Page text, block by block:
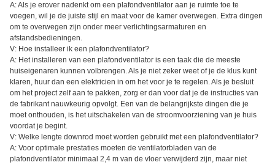
A: Als je erover nadenkt om een plafondventilator aan je ruimte toe te
voegen, wil je de juiste stijl en maat voor de kamer overwegen. Extra dingen
om te overwegen zijn onder meer verlichtingsarmaturen en
afstandsbedieningen.
V: Hoe installeer ik een plafondventilator?
A: Het installeren van een plafondventilator is een taak die de meeste
huiseigenaren kunnen volbrengen. Als je niet zeker weet of je de klus kunt
klaren, huur dan een elektricien in om het voor je te regelen. Als je besluit
om het project zelf aan te pakken, zorg er dan voor dat je de instructies van
de fabrikant nauwkeurig opvolgt. Een van de belangrijkste dingen die je
moet onthouden, is het uitschakelen van de stroomvoorziening van je huis
voordat je begint.
V: Welke lengte downrod moet worden gebruikt met een plafondventilator?
A: Voor optimale prestaties moeten de ventilatorbladen van de
plafondventilator minimaal 2,4 m van de vloer verwijderd zijn, maar niet